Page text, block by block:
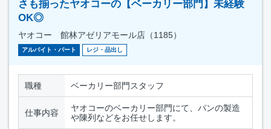
さも揃ったヤオコーの【ベーカリー部門】未経験
OK◎
ヤオコー 館林アゼリアモール店（1185）
アルバイト・パート レジ・品出し
職種 ベーカリー部門スタッフ
仕事内容
ヤオコーのベーカリー部門にて、パンの製造
や陳列などをお任せします。